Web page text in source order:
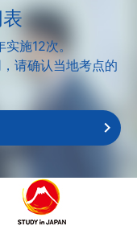
施12次。
请确认当地考点的